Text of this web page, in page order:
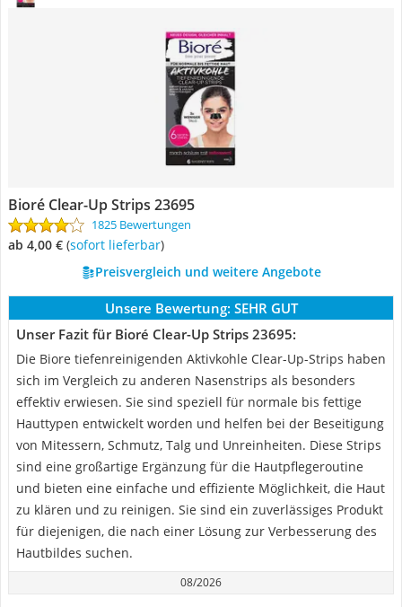
Bioré Clear-Up Strips 23695
1825 Bewertungen
ab 4,00 € ( Sofort lieferbar)
Preisvergleich und weitere Angebote
Unsere Bewertung: SEHR GUT
Unser Fazit für Bioré Clear-Up Strips 23695:
Die Biore tiefenreinigenden Aktivkohle Clear-Up-Strips haben
sich im Vergleich zu anderen Nasenstrips als besonders
effektiv erwiesen. Sie sind speziell für normale bis fettige
Hauttypen entwickelt worden und helfen bei der Beseitigung
von Mitessern, Schmutz, Talg und Unreinheiten. Diese Strips
sind eine großartige Ergänzung für die Hautpflegeroutine
und bieten eine einfache und effiziente Möglichkeit, die Haut
zu klären und zu reinigen. Sie sind ein zuverlässiges Produkt
für diejenigen, die nach einer Lösung zur Verbesserung des
Hautbildes suchen.
08/2026